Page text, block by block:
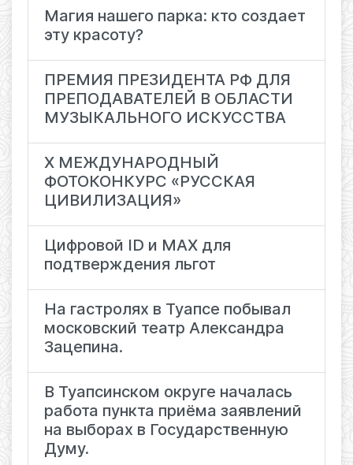
Магия нашего парка: кто создает
эту красоту?
ПРЕМИЯ ПРЕЗИДЕНТА РФ ДЛЯ
ПРЕПОДАВАТЕЛЕЙ В ОБЛАСТИ
МУЗЫКАЛЬНОГО ИСКУССТВА
X МЕЖДУНАРОДНЫЙ
ФОТОКОНКУРС «РУССКАЯ
ЦИВИЛИЗАЦИЯ»
Цифровой ID и MAX для
подтверждения льгот
На гастролях в Туапсе побывал
московский театр Александра
Зацепина.
В Туапсинском округе началась
работа пункта приёма заявлений
на выборах в Государственную
Думу.